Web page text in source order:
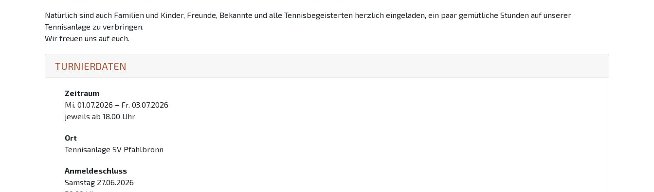
Natürlich sind auch Familien und Kinder, Freunde, Bekannte und alle Tennisbegeisterten herzlich eingeladen, ein paar gemütliche Stunden auf unserer
Tennisanlage zu verbringen.
Wir freuen uns auf euch.
TURNIERDATEN
Zeitraum
Mi. 01.07.2026 – Fr. 03.07.2026
jeweils ab 18.00 Uhr
Ort
Tennisanlage SV Pfahlbronn
Anmeldeschluss
Samstag 27.06.2026